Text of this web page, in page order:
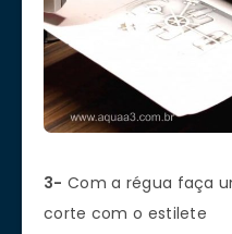
3- Com a régua faça
corte com o estilete